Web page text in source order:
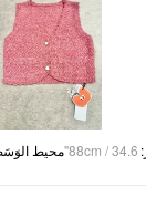
:
88cm / 34.6" محيط